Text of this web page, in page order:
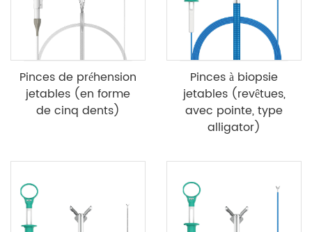
Pinces de préhension
jetables (en forme
de cinq dents)
Pinces à biopsie
jetables (revêtues,
avec pointe, type
alligator)